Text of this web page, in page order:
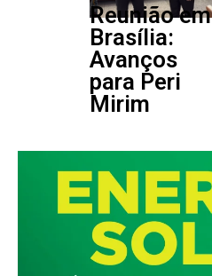
Reunião em
Brasília:
Avanços
para Peri
Mirim